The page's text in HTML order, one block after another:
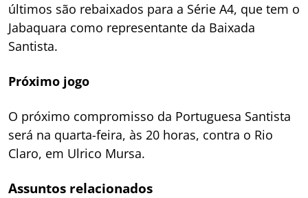
últimos são rebaixados para a Série A4, que tem o
Jabaquara como representante da Baixada
Santista.
Próximo jogo
O próximo compromisso da Portuguesa Santista
será na quarta-feira, às 20 horas, contra o Rio
Claro, em Ulrico Mursa.
Assuntos relacionados